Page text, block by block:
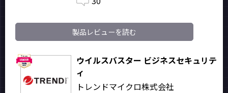
製品レビューを読む
ウイルスバスター ビジネスセキュリテ
ィ
トレンドマイクロ株式会社